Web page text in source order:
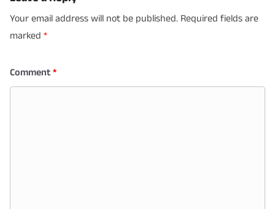
Your email address will not be published. Required fields are
marked *
Comment*